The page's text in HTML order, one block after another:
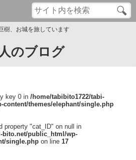
Close
樹、お城を旅しています
のブログ
key 0 in /home/tabibito1722/tabi-
content/themes/elephant/single.php
property "cat_ID" on null in
bito.net/public_html/wp-
single.php on line 17